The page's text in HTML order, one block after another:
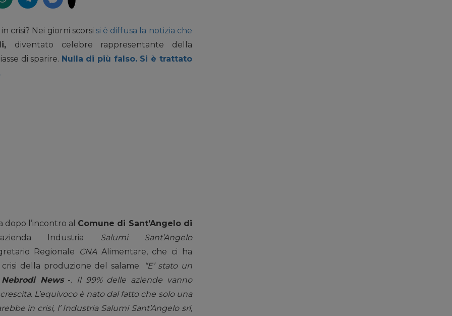
crisi? Nei giorni scorsi si è diffusa la notizia che
diventato celebre rappresentante della
di sparire. Nulla di più falso. Si è trattato
l’incontro al Comune di Sant’Angelo di
Industria Salumi Sant’Angelo
Regionale
CNAAlimentare, che ci ha
della produzione del salame. “E’ stato un
Nebrodi News-. Il 99% delle aziende vanno
L’equivoco è nato dal fatto che solo una
in crisi, l’ Industria Salumi Sant’Angelo srl,